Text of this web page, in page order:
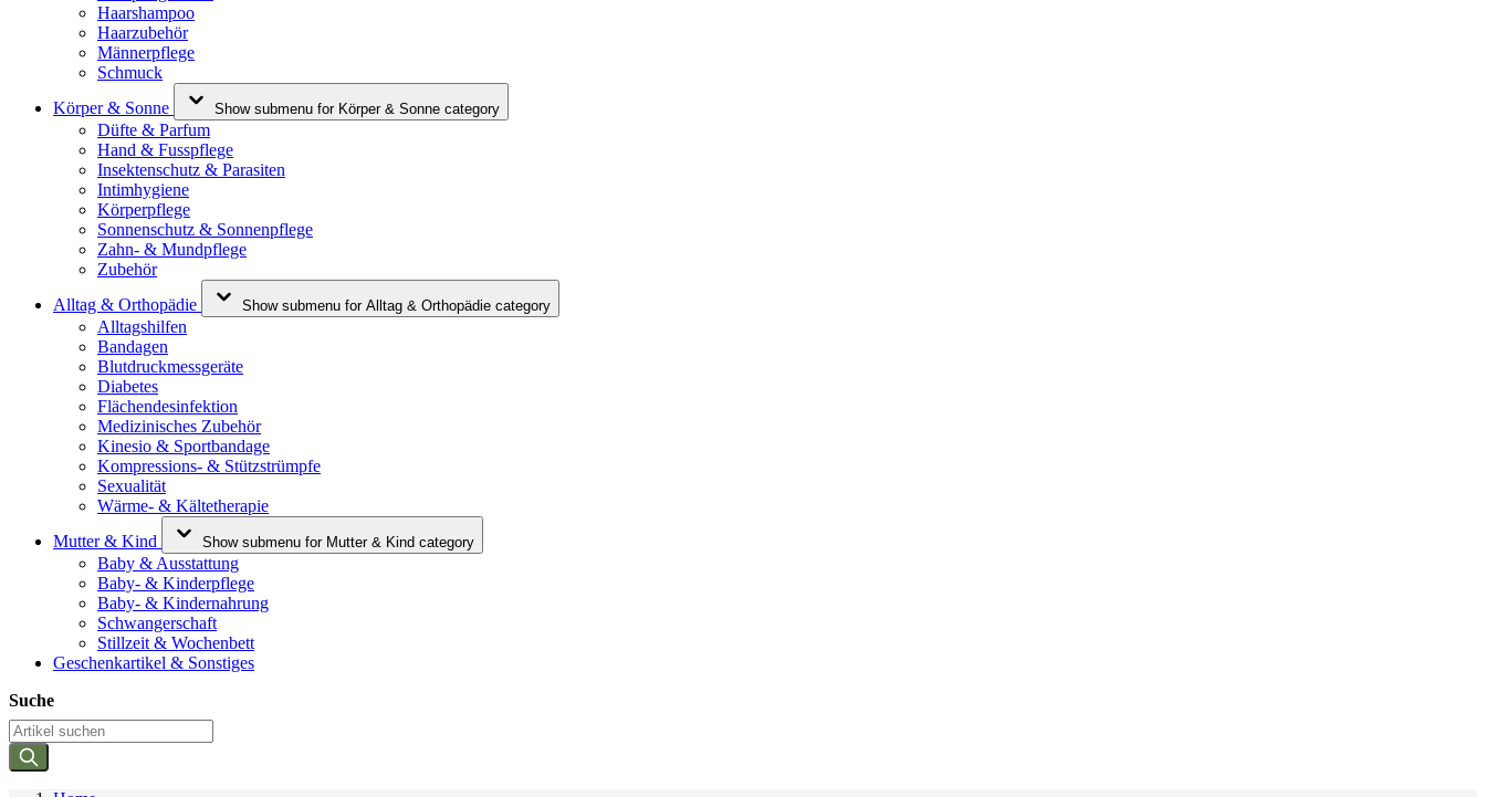
Haarshampoo
Haarzubehör
Männerpflege
Schmuck
Körper & Sonne
Show submenu for Körper & Sonne category
Düfte & Parfum
Hand & Fusspflege
Insektenschutz & Parasiten
Intimhygiene
Körperpflege
Sonnenschutz & Sonnenpflege
Zahn- & Mundpflege
Zubehör
Alltag & Orthopädie
Show submenu for Alltag & Orthopädie category
Alltagshilfen
Bandagen
Blutdruckmessgeräte
Diabetes
Flächendesinfektion
Medizinisches Zubehör
Kinesio & Sportbandage
Kompressions- & Stützstrümpfe
Sexualität
Wärme- & Kältetherapie
Mutter & Kind
Show submenu for Mutter & Kind category
Baby & Ausstattung
Baby- & Kinderpflege
Baby- & Kindernahrung
Schwangerschaft
Stillzeit & Wochenbett
Geschenkartikel & Sonstiges
Suche